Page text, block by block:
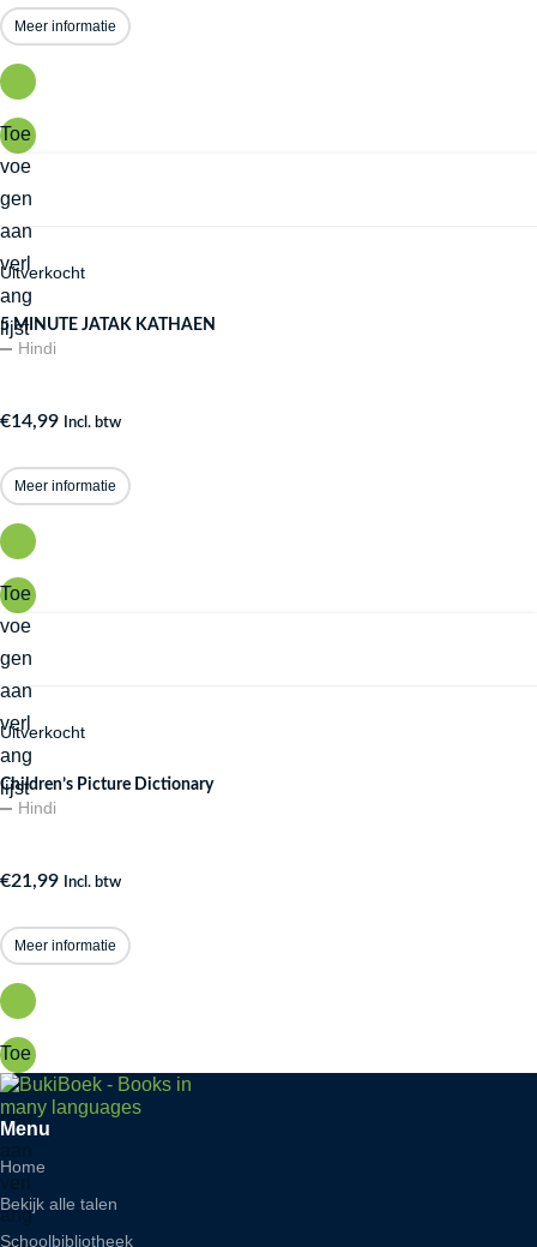
Meer informatie
Toe
voe
gen
aan
verl
ang
lijst
Uitverkocht
5 MINUTE JATAK KATHAEN
Hindi
€14,99 Incl. btw
Meer informatie
Toe
voe
gen
aan
verl
ang
lijst
Uitverkocht
Children’s Picture Dictionary
Hindi
€21,99 Incl. btw
Meer informatie
Toe
voe
gen
ang
Menu
Home
Bekijk alle talen
Schoolbibliotheek